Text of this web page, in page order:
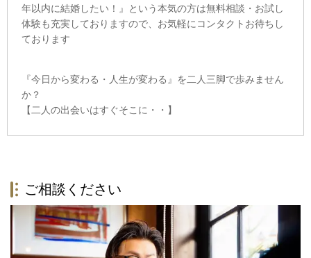
年以内に結婚したい！』という本気の方は無料相談・お試し
体験も充実しておりますので、お気軽にコンタクトお待ちし
ております
『今日から変わる・人生が変わる』を二人三脚で歩みません
か？
【二人の出会いはすぐそこに・・】
ご相談ください